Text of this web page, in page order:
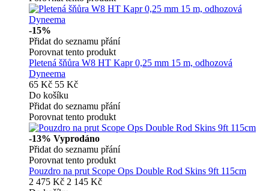
-15%
Přidat do seznamu přání
Porovnat tento produkt
Pletená šňůra W8 HT Kapr 0,25 mm 15 m, odhozová
Dyneema
65 Kč 55 Kč
Do košíku
Přidat do seznamu přání
Porovnat tento produkt
-13% Vyprodáno
Přidat do seznamu přání
Porovnat tento produkt
Pouzdro na prut Scope Ops Double Rod Skins 9ft 115cm
2 475 Kč 2 145 Kč